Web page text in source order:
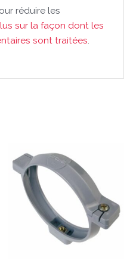
réduire les
sur la façon dont les
sont traitées.